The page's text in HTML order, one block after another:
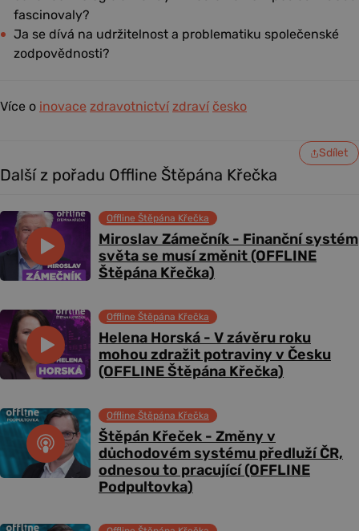
fascinovaly?
Ja se dívá na udržitelnost a problematiku společenské
zodpovědnosti?
Více o inovace zdravotnictví zdraví česko
Sdílet
Další z pořadu Offline Štěpána Křečka
Miroslav Zámečník - Finanční systém
světa se musí změnit (OFFLINE
Štěpána Křečka)
Offline Štěpána Křečka
Helena Horská - V závěru roku
mohou zdražit potraviny v Česku
(OFFLINE Štěpána Křečka)
Offline Štěpána Křečka
Štěpán Křeček - Změny v
důchodovém systému předluží ČR,
odnesou to pracující (OFFLINE
Podpultovka)
Offline Štěpána Křečka